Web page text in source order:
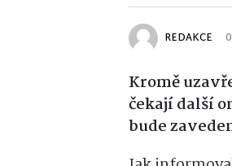
REDAKCE
Kromě
čekají další
bude